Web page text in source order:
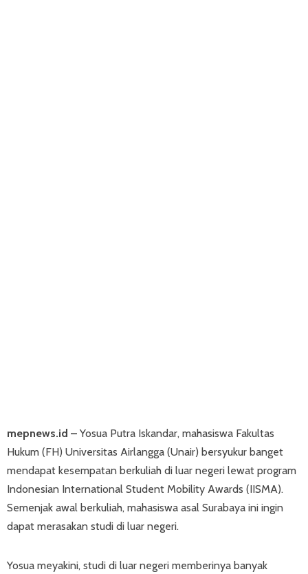
mepnews.id – Yosua Putra Iskandar, mahasiswa Fakultas
Hukum (FH) Universitas Airlangga (Unair) bersyukur banget
mendapat kesempatan berkuliah di luar negeri lewat program
Indonesian International Student Mobility Awards (IISMA).
Semenjak awal berkuliah, mahasiswa asal Surabaya ini ingin
dapat merasakan studi di luar negeri.
Yosua meyakini, studi di luar negeri memberinya banyak